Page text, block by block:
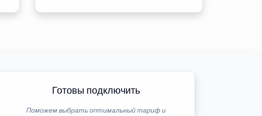
Готовы подключить
Поможем выбрать оптимальный тариф и